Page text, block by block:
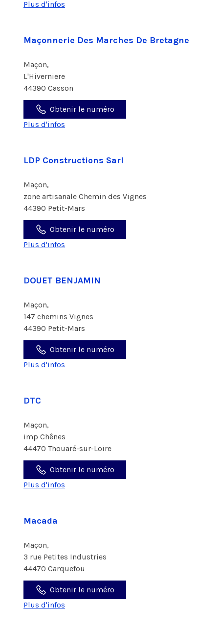
Plus d'infos
Maçonnerie Des Marches De Bretagne
Maçon,
L'Hiverniere
44390 Casson
Obtenir le numéro
Plus d'infos
LDP Constructions Sarl
Maçon,
zone artisanale Chemin des Vignes
44390 Petit-Mars
Obtenir le numéro
Plus d'infos
DOUET BENJAMIN
Maçon,
147 chemins Vignes
44390 Petit-Mars
Obtenir le numéro
Plus d'infos
DTC
Maçon,
imp Chênes
44470 Thouaré-sur-Loire
Obtenir le numéro
Plus d'infos
Macada
Maçon,
3 rue Petites Industries
44470 Carquefou
Obtenir le numéro
Plus d'infos